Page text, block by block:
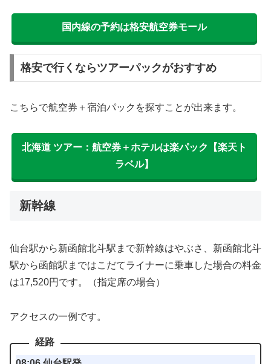
国内線の予約は格安航空券モール
格安で行くならツアーパックがおすすめ
こちらで航空券＋宿泊パックを探すことが出来ます。
北海道 ツアー：航空券＋ホテルは楽パック【楽天ト
ラベル】
新幹線
仙台駅から新函館北斗駅まで新幹線はやぶさ、新函館北斗
駅から函館駅まではこだてライナーに乗車した場合の料金
は17,520円です。（指定席の場合）
アクセスの一例です。